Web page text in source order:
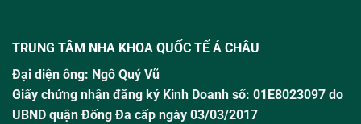
TRUNG TÂM NHA KHOA QUỐC TẾ Á CHÂU
Đại diện ông: Ngô Quý Vũ
Giấy chứng nhận đăng ký Kinh Doanh số: 01E8023097 do
UBND quận Đống Đa cấp ngày 03/03/2017